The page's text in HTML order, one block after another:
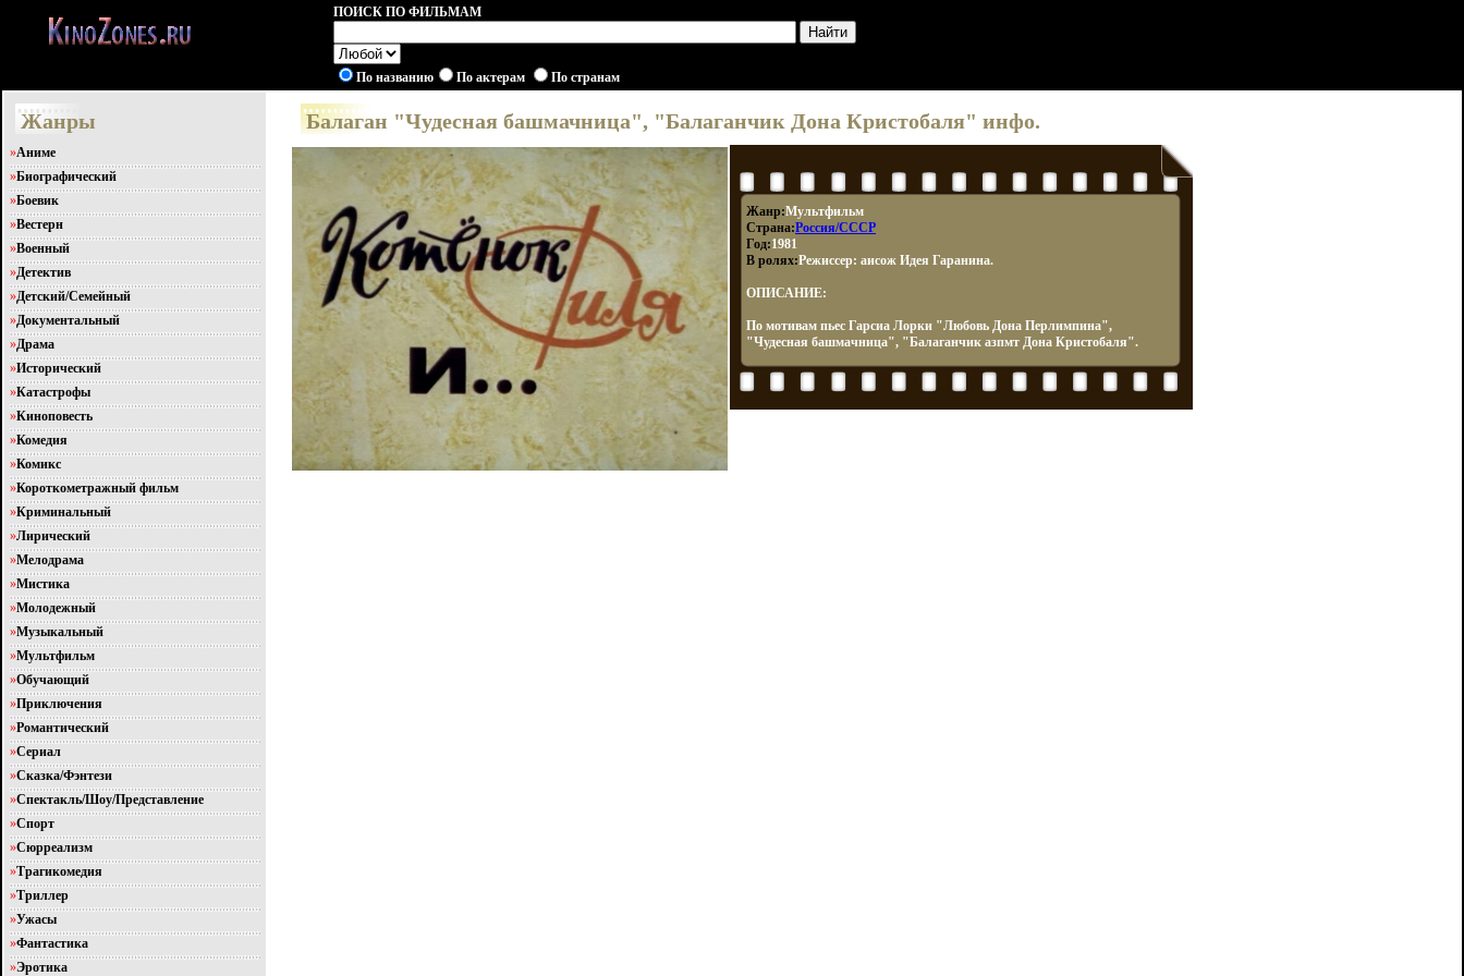
ПОИСК ПО ФИЛЬМАМ
По названию По актерам По странам
Жанры
»Аниме
»Биографический
»Боевик
»Вестерн
»Военный
»Детектив
»Детский/Семейный
»Документальный
»Драма
»Исторический
»Катастрофы
»Киноповесть
»Комедия
»Комикс
»Короткометражный фильм
»Криминальный
»Лирический
»Мелодрама
»Мистика
»Молодежный
»Музыкальный
»Мультфильм
»Обучающий
»Приключения
»Романтический
»Сериал
»Сказка/Фэнтези
»Спектакль/Шоу/Представление
»Спорт
»Сюрреализм
»Трагикомедия
»Триллер
»Ужасы
»Фантастика
»Эротика
Балаган "Чудесная башмачница", "Балаганчик Дона Кристобаля" инфо.
Жанр:Мультфильм
Страна:Россия/СССР
Год:1981
В ролях:Режиссер: аисож Идея Гаранина.
ОПИСАНИЕ:
По мотивам пьес Гарсиа Лорки "Любовь Дона Перлимпина",
"Чудесная башмачница", "Балаганчик азпмт Дона Кристобаля".